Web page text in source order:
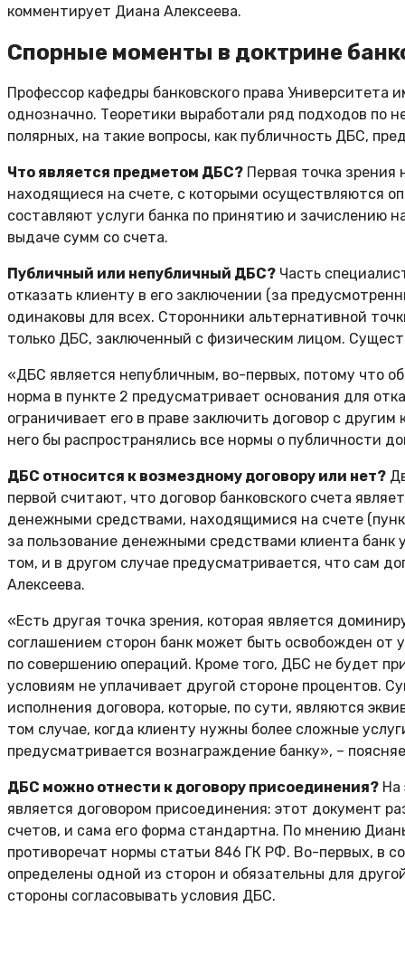
комментирует Диана Алексеева.
Спорные моменты в доктрине
Профессор кафедры банковского права Университета
однозначно. Теоретики выработали ряд подходов по
полярных, на такие вопросы, как публичность ДБС,
Что является предметом ДБС? Первая точка зрения
находящиеся на счете, с которыми осуществляются
составляют услуги банка по принятию и зачислению
выдаче сумм со счета.
Публичный или непубличный ДБС? Часть
отказать клиенту в его заключении (за
одинаковы для всех. Сторонники альтернативной
только ДБС, заключенный с физическим лицом.
«ДБС является непубличным, во-первых, потому что
норма в пункте 2 предусматривает основания для
ограничивает его в праве заключить договор с
него бы распространялись все нормы о публичности
ДБС относится к возмездному договору или нет?
первой считают, что договор банковского счета
денежными средствами, находящимися на счете
за пользование денежными средствами клиента банк
том, и в другом случае предусматривается, что сам
Алексеева.
«Есть другая точка зрения, которая является
соглашением сторон банк может быть освобожден от
по совершению операций. Кроме того, ДБС не будет
условиям не уплачивает другой стороне процентов.
исполнения договора, которые, по сути, являются
том случае, когда клиенту нужны более сложные
предусматривается вознаграждение банку», –
ДБС можно отнести к договору присоединения? На
является договором присоединения: этот документ
счетов, и сама его форма стандартна. По мнению
противоречат нормы статьи 846 ГК РФ. Во-первых, в
определены одной из сторон и обязательны для
стороны согласовывать условия ДБС.